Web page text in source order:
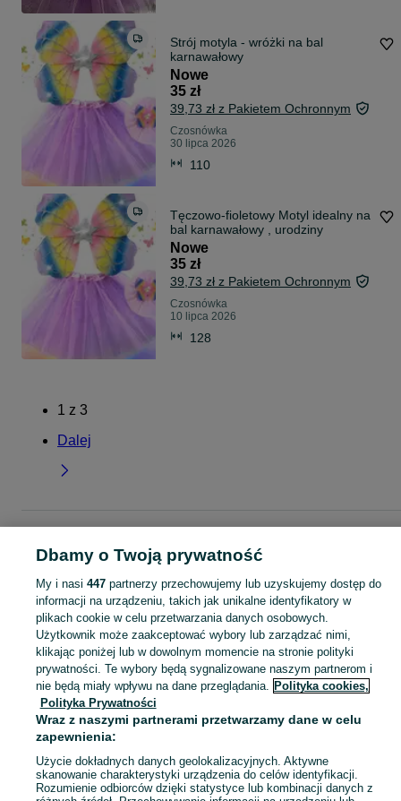
Strój motyla - wróżki na bal
karnawałowy
Nowe
35 zł
39,73 zł z Pakietem Ochronnym
Czosnówka
30 lipca 2026
110
Tęczowo-fioletowy Motyl idealny na
bal karnawałowy , urodziny
Nowe
35 zł
39,73 zł z Pakietem Ochronnym
Czosnówka
10 lipca 2026
128
1 z 3
Dalej
- Lubelskie
Przebrania - Czosnówka
KATEGORIA
garnitur dla dziewczynki,spodnie dzwony dla dziewczynki,strój Zobacz
Mapa kategorii
Mapa miejscowości
Mapa ministron
Popularne wyszukiwania
Dbamy o Twoją prywatność
My i nasi 447partnerzy przechowujemy lub uzyskujemy dostęp do
informacji na urządzeniu, takich jak unikalne identyfikatory w
plikach cookie w celu przetwarzania danych osobowych.
Użytkownik może zaakceptować wybory lub zarządzać nimi,
klikając poniżej lub w dowolnym momencie na stronie polityki
prywatności. Te wybory będą sygnalizowane naszym partnerom i
nie będą miały wpływu na dane przeglądania. Polityka cookies,
Polityka Prywatności
Wraz z naszymi partnerami przetwarzamy dane w celu
zapewnienia:
Użycie dokładnych danych geolokalizacyjnych. Aktywne
skanowanie charakterystyki urządzenia do celów identyfikacji.
Rozumienie odbiorców dzięki statystyce lub kombinacji danych z